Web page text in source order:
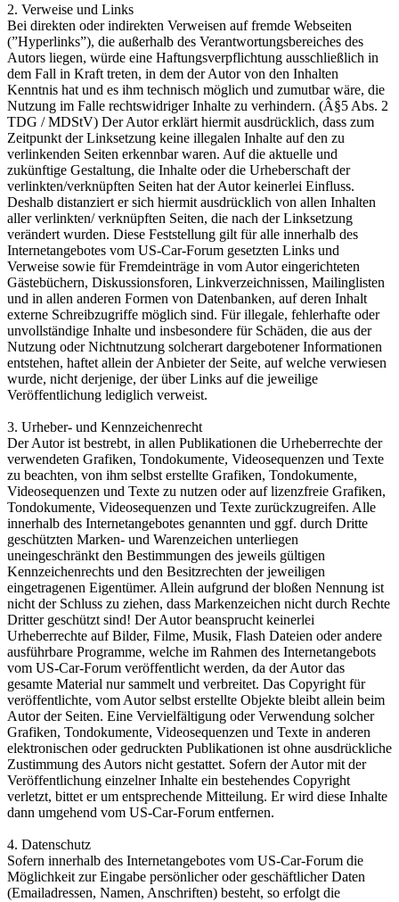
2. Verweise und Links
Bei direkten oder indirekten Verweisen auf fremde Webseiten
(”Hyperlinks”), die außerhalb des Verantwortungsbereiches des
Autors liegen, würde eine Haftungsverpflichtung ausschließlich in
dem Fall in Kraft treten, in dem der Autor von den Inhalten
Kenntnis hat und es ihm technisch möglich und zumutbar wäre, die
Nutzung im Falle rechtswidriger Inhalte zu verhindern. (Â§5 Abs. 2
TDG / MDStV) Der Autor erklärt hiermit ausdrücklich, dass zum
Zeitpunkt der Linksetzung keine illegalen Inhalte auf den zu
verlinkenden Seiten erkennbar waren. Auf die aktuelle und
zukünftige Gestaltung, die Inhalte oder die Urheberschaft der
verlinkten/verknüpften Seiten hat der Autor keinerlei Einfluss.
Deshalb distanziert er sich hiermit ausdrücklich von allen Inhalten
aller verlinkten/ verknüpften Seiten, die nach der Linksetzung
verändert wurden. Diese Feststellung gilt für alle innerhalb des
Internetangebotes vom US-Car-Forum gesetzten Links und
Verweise sowie für Fremdeinträge in vom Autor eingerichteten
Gästebüchern, Diskussionsforen, Linkverzeichnissen, Mailinglisten
und in allen anderen Formen von Datenbanken, auf deren Inhalt
externe Schreibzugriffe möglich sind. Für illegale, fehlerhafte oder
unvollständige Inhalte und insbesondere für Schäden, die aus der
Nutzung oder Nichtnutzung solcherart dargebotener Informationen
entstehen, haftet allein der Anbieter der Seite, auf welche verwiesen
wurde, nicht derjenige, der über Links auf die jeweilige
Veröffentlichung lediglich verweist.
3. Urheber- und Kennzeichenrecht
Der Autor ist bestrebt, in allen Publikationen die Urheberrechte der
verwendeten Grafiken, Tondokumente, Videosequenzen und Texte
zu beachten, von ihm selbst erstellte Grafiken, Tondokumente,
Videosequenzen und Texte zu nutzen oder auf lizenzfreie Grafiken,
Tondokumente, Videosequenzen und Texte zurückzugreifen. Alle
innerhalb des Internetangebotes genannten und ggf. durch Dritte
geschützten Marken- und Warenzeichen unterliegen
uneingeschränkt den Bestimmungen des jeweils gültigen
Kennzeichenrechts und den Besitzrechten der jeweiligen
eingetragenen Eigentümer. Allein aufgrund der bloßen Nennung ist
nicht der Schluss zu ziehen, dass Markenzeichen nicht durch Rechte
Dritter geschützt sind! Der Autor beansprucht keinerlei
Urheberrechte auf Bilder, Filme, Musik, Flash Dateien oder andere
ausführbare Programme, welche im Rahmen des Internetangebots
vom US-Car-Forum veröffentlicht werden, da der Autor das
gesamte Material nur sammelt und verbreitet. Das Copyright für
veröffentlichte, vom Autor selbst erstellte Objekte bleibt allein beim
Autor der Seiten. Eine Vervielfältigung oder Verwendung solcher
Grafiken, Tondokumente, Videosequenzen und Texte in anderen
elektronischen oder gedruckten Publikationen ist ohne ausdrückliche
Zustimmung des Autors nicht gestattet. Sofern der Autor mit der
Veröffentlichung einzelner Inhalte ein bestehendes Copyright
verletzt, bittet er um entsprechende Mitteilung. Er wird diese Inhalte
dann umgehend vom US-Car-Forum entfernen.
4. Datenschutz
Sofern innerhalb des Internetangebotes vom US-Car-Forum die
Möglichkeit zur Eingabe persönlicher oder geschäftlicher Daten
(Emailadressen, Namen, Anschriften) besteht, so erfolgt die